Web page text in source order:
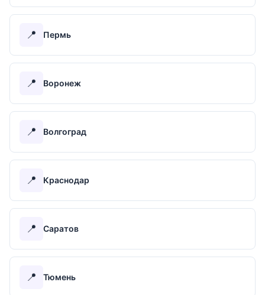
📍 Пермь
📍 Воронеж
📍 Волгоград
📍 Краснодар
📍 Саратов
📍 Тюмень